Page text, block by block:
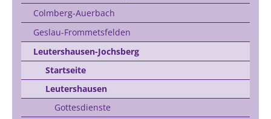
Colmberg-Auerbach
Geslau-Frommetsfelden
Leutershausen-Jochsberg
Startseite
Leutershausen
Gottesdienste